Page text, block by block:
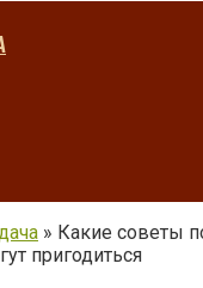
» Какие советы
пригодиться